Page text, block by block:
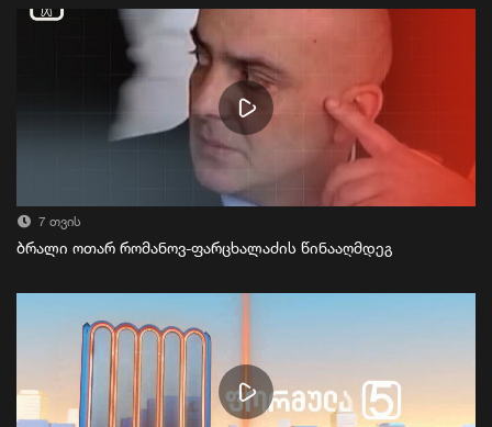
7 თვის
ბრალი ოთარ რომანოვ-ფარცხალაძის წინააღმდეგ